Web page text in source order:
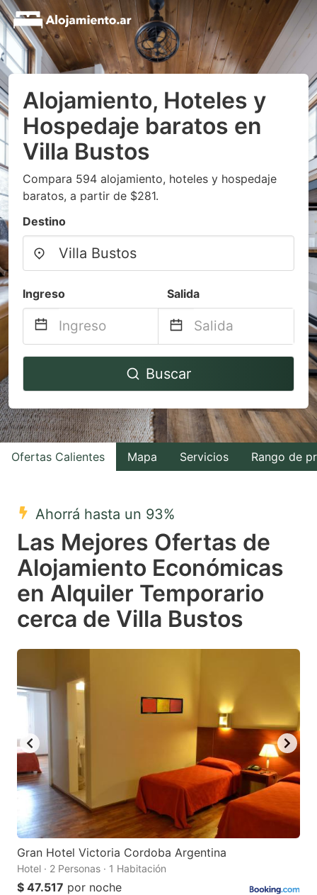
Alojamiento, Hoteles y
Hospedaje baratos en
Villa Bustos
Compara 594 alojamiento, hoteles y hospedaje
baratos, a partir de $281.
Destino
Ingreso Salida
Navigate
to
interact
with
the
select
a
date.
Press
question
mark
to
the
keyboard
shortcuts
for
changing
dates.
Navigate
to
interact
with
the
a
date.
Press
the
question
mark
the
keyboard
shortcuts
for
changing
dates.
Buscar
Ofertas Calientes Mapa Servicios Rango de
Ahorrá hasta un 93%
Las Mejores Ofertas de
Alojamiento Económicas
en Alquiler Temporario
cerca de Villa Bustos
Gran Hotel Victoria Cordoba Argentina
Hotel · 2 Personas · 1 Habitación
$ 47.517 por noche